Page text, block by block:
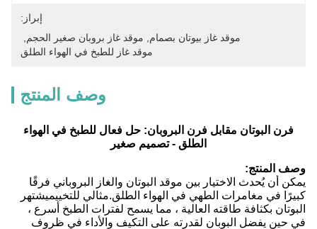
إبراز:
موقد غاز بيوتان بصمام
موقد غاز بروبان صغير الحجم
موقد غاز للطبخ في الهواء الطلق
وصف المنتج
فرن البوتان مقابل فرن البروبان: حل فعال للطبخ في الهواء
الطلق - تصميم صغير
وصف المنتج:
يمكن أن يُحدث الاختيار بين موقد البوتان والغاز البروباني فرقًا
كبيرًا في مغامرات الطهي في الهواء الطلق.مثالي للتخييميشتهر
البوتان بكثافة طاقته العالية ، مما يسمح لفترات الطبخ أسرع ،
في حين يفضل البوبان لقدرته على التكيف والأداء في ظروف